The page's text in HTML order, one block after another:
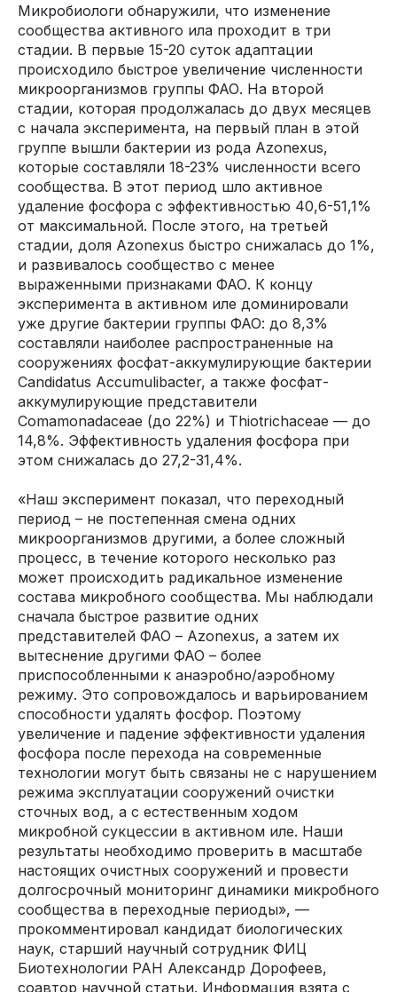
Микробиологи обнаружили, что изменение
сообщества активного ила проходит в три
стадии. В первые 15-20 суток адаптации
происходило быстрое увеличение численности
микроорганизмов группы ФАО. На второй
стадии, которая продолжалась до двух месяцев
с начала эксперимента, на первый план в этой
группе вышли бактерии из рода Azonexus,
которые составляли 18-23% численности всего
сообщества. В этот период шло активное
удаление фосфора с эффективностью 40,6-51,1%
от максимальной. После этого, на третьей
стадии, доля Azonexus быстро снижалась до 1%,
и развивалось сообщество с менее
выраженными признаками ФАО. К концу
эксперимента в активном иле доминировали
уже другие бактерии группы ФАО: до 8,3%
составляли наиболее распространенные на
сооружениях фосфат-аккумулирующие бактерии
Candidatus Accumulibacter, а также фосфат-
аккумулирующие представители
Comamonadaceae (до 22%) и Thiotrichaceae — до
14,8%. Эффективность удаления фосфора при
этом снижалась до 27,2-31,4%.
«Наш эксперимент показал, что переходный
период – не постепенная смена одних
микроорганизмов другими, а более сложный
процесс, в течение которого несколько раз
может происходить радикальное изменение
состава микробного сообщества. Мы наблюдали
сначала быстрое развитие одних
представителей ФАО – Azonexus, а затем их
вытеснение другими ФАО – более
приспособленными к анаэробно/аэробному
режиму. Это сопровождалось и варьированием
способности удалять фосфор. Поэтому
увеличение и падение эффективности удаления
фосфора после перехода на современные
технологии могут быть связаны не с нарушением
режима эксплуатации сооружений очистки
сточных вод, а с естественным ходом
микробной сукцессии в активном иле. Наши
результаты необходимо проверить в масштабе
настоящих очистных сооружений и провести
долгосрочный мониторинг динамики микробного
сообщества в переходные периоды», —
прокомментировал кандидат биологических
наук, старший научный сотрудник ФИЦ
Биотехнологии РАН Александр Дорофеев,
соавтор научной статьи. Информация взята с